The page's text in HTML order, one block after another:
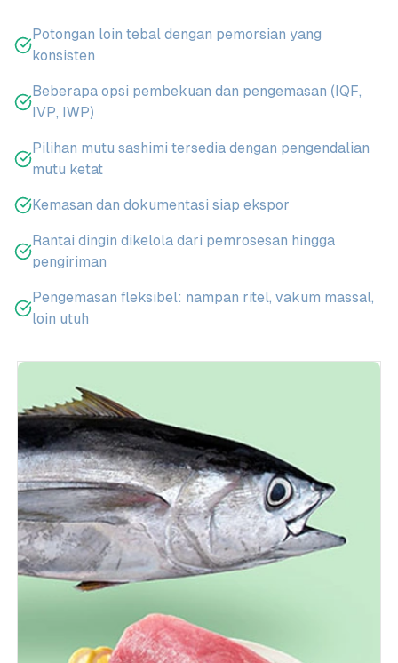
Potongan loin tebal dengan pemorsian yang
konsisten
Beberapa opsi pembekuan dan pengemasan (IQF,
IVP, IWP)
Pilihan mutu sashimi tersedia dengan pengendalian
mutu ketat
Kemasan dan dokumentasi siap ekspor
Rantai dingin dikelola dari pemrosesan hingga
pengiriman
Pengemasan fleksibel: nampan ritel, vakum massal,
loin utuh